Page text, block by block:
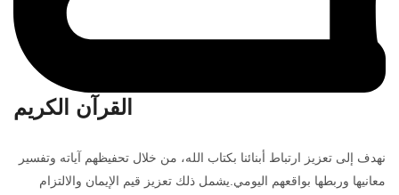
القرآن الكريم
نهدف إلى تعزيز ارتباط أبنائنا بكتاب الله، من خلال تحفيظهم آياته وتفسير
معانيها وربطها بواقعهم اليومي.يشمل ذلك تعزيز قيم الإيمان والالتزام